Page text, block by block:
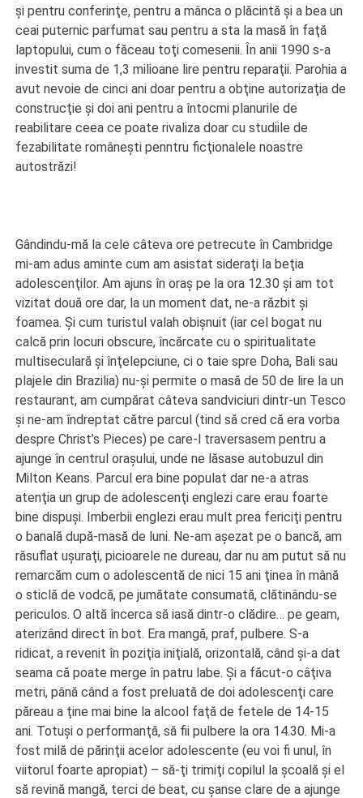
şi pentru conferinţe, pentru a mânca o plăcintă şi a bea un
ceai puternic parfumat sau pentru a sta la masă în faţă
laptopului, cum o făceau toţi comesenii. În anii 1990 s-a
investit suma de 1,3 milioane lire pentru reparaţii. Parohia a
avut nevoie de cinci ani doar pentru a obţine autorizaţia de
construcţie şi doi ani pentru a întocmi planurile de
reabilitare ceea ce poate rivaliza doar cu studiile de
fezabilitate româneşti penntru ficţionalele noastre
autostrăzi!
Gândindu-mă la cele câteva ore petrecute în Cambridge
mi-am adus aminte cum am asistat sideraţi la beţia
adolescenţilor. Am ajuns în oraş pe la ora 12.30 şi am tot
vizitat două ore dar, la un moment dat, ne-a răzbit şi
foamea. Şi cum turistul valah obişnuit (iar cel bogat nu
calcă prin locuri obscure, încărcate cu o spiritualitate
multiseculară şi înţelepciune, ci o taie spre Doha, Bali sau
plajele din Brazilia) nu-şi permite o masă de 50 de lire la un
restaurant, am cumpărat câteva sandviciuri dintr-un Tesco
şi ne-am îndreptat către parcul (tind să cred că era vorba
despre Christ’s Pieces) pe care-l traversasem pentru a
ajunge în centrul oraşului, unde ne lăsase autobuzul din
Milton Keans. Parcul era bine populat dar ne-a atras
atenţia un grup de adolescenţi englezi care erau foarte
bine dispuşi. Imberbii englezi erau mult prea fericiţi pentru
o banală după-masă de luni. Ne-am aşezat pe o bancă, am
răsuflat uşuraţi, picioarele ne dureau, dar nu am putut să nu
remarcăm cum o adolescentă de nici 15 ani ţinea în mână
o sticlă de vodcă, pe jumătate consumată, clătinându-se
periculos. O altă încerca să iasă dintr-o clădire… pe geam,
aterizând direct în bot. Era mangă, praf, pulbere. S-a
ridicat, a revenit în poziţia iniţială, orizontală, când şi-a dat
seama că poate merge în patru labe. Şi a făcut-o câţiva
metri, până când a fost preluată de doi adolescenţi care
păreau a ţine mai bine la alcool faţă de fetele de 14-15
ani. Totuşi o performanţă, să fii pulbere la ora 14.30. Mi-a
fost milă de părinţii acelor adolescente (eu voi fi unul, în
viitorul foarte apropiat) – să-ţi trimiţi copilul la şcoală şi el
să revină mangă, terci de beat, cu şanse clare de a ajunge